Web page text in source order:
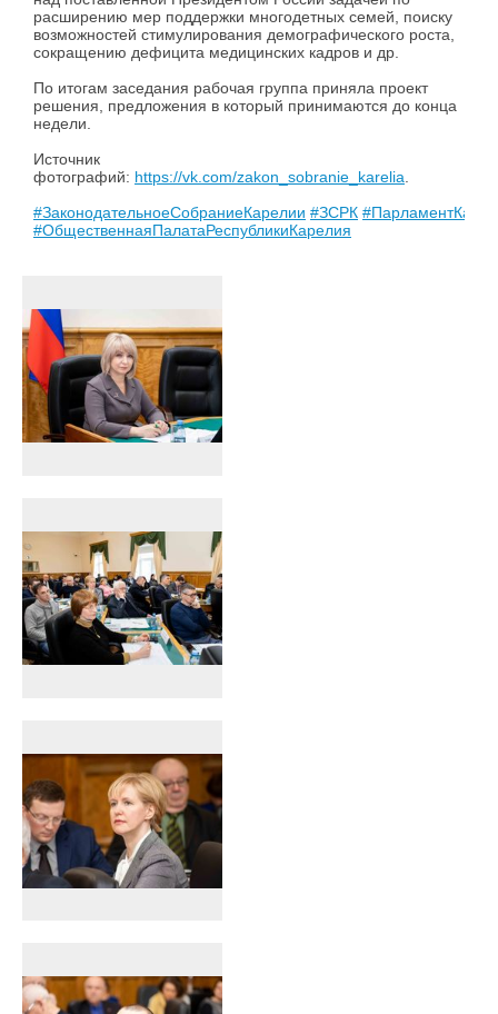
расширению мер поддержки многодетных семей, поиску
возможностей стимулирования демографического роста,
сокращению дефицита медицинских кадров и др.
По итогам заседания рабочая группа приняла проект
решения, предложения в который принимаются до конца
недели.
Источник
фотографий: https://vk.com/zakon_sobranie_karelia
#ЗаконодательноеСобраниеКарелии #ЗСРК
#ОбщественнаяПалатаРеспубликиКарелия